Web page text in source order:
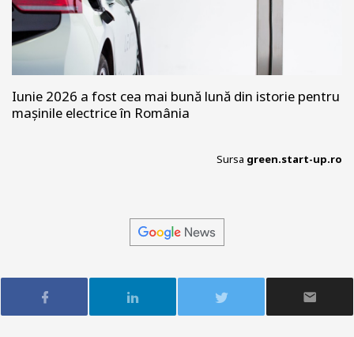
Iunie 2026 a fost cea mai bună lună din istorie pentru
mașinile electrice în România
Sursa green.start-up.ro